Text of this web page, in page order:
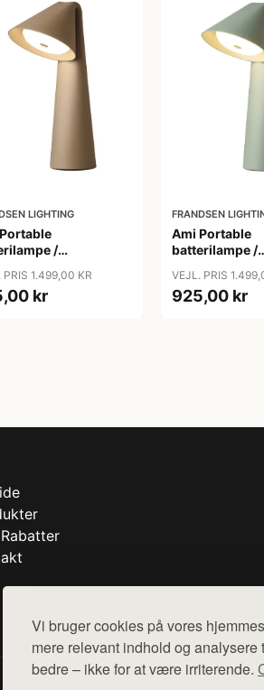
Vi bruger cookies på vores
mere relevant indhold og
bedre – ikke for at være irriterende.
LIGHTING
/
PRIS 1.499,00 KR
kr
FRANDSEN
Ami Portable
batterilampe /
VEJL. PRIS
925,00 kr